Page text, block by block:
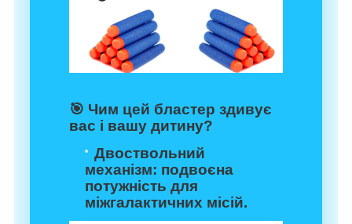
🎯 Чим цей бластер здивує
вас і вашу дитину?
Двоствольний
механізм: подвоєна
потужність для
міжгалактичних місій.